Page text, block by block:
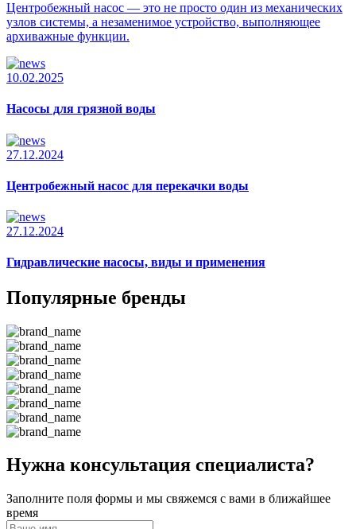
Центробежный насос — это не просто один из механических
узлов системы, а незаменимое устройство, выполняющее
архиважные функции.
10.02.2025
Насосы для грязной воды
27.12.2024
Центробежный насос для перекачки воды
27.12.2024
Гидравлические насосы, виды и применения
Популярные бренды
Нужна консультация специалиста?
Заполните поля формы и мы свяжемся с вами в ближайшее
время